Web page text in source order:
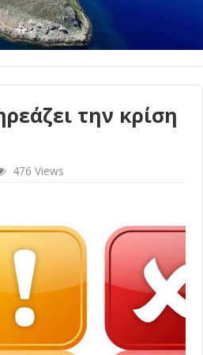
την κρίση
476 Views